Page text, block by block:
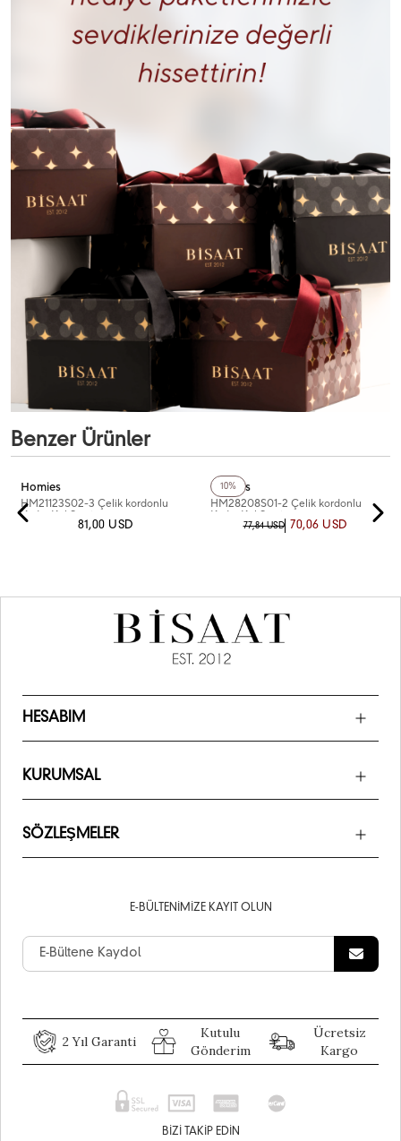
Benzer Ürünler
Homies
HM21123S02-3 Çelik kordonlu
Kadın Kol Saati
81,00 USD
10%
Homies
HM28208S01-2 Çelik kordonlu
Kadın Kol Saati
77,84 USD 70,06 USD
HESABIM
KURUMSAL
SÖZLEŞMELER
E-BÜLTENIMIZE KAYIT OLUN
2 Yıl Garanti
Kutulu
Gönderim
Ücretsiz
Kargo
BIZI TAKIP EDIN